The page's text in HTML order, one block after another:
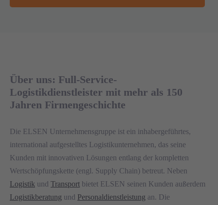
Über uns: Full-Service-
Logistikdienstleister mit mehr als 150
Jahren Firmengeschichte
Die ELSEN Unternehmensgruppe ist ein inhabergeführtes,
international aufgestelltes Logistikunternehmen, das seine
Kunden mit innovativen Lösungen entlang der komplet­ten
Wertschöpfungskette (engl. Supply Chain) betreut. Neben
Logistik und Transport bietet ELSEN seinen Kunden außerdem
Logistikberatung und Personaldienstleistung an. Die